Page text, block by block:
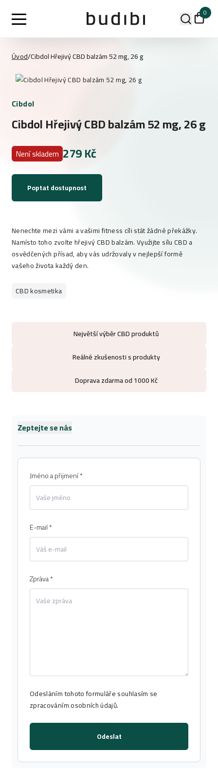
0
Úvod/Cibdol Hřejivý CBD balzám 52 mg, 26 g
Cibdol Hřejivý CBD balzám 52 mg, 26 g
Cibdol
Není skladem 279 Kč
Poptat dostupnost
Nenechte mezi vámi a vašimi fitness cíli stát žádné překážky.
Namísto toho zvolte hřejivý CBD balzám. Využijte sílu CBD a
osvědčených přísad, aby vás udržovaly v nejlepší formě
vašeho života každý den.
CBD kosmetika
Největší výběr CBD produktů
Reálné zkušenosti s produkty
Doprava zdarma od 1000 Kč
Zeptejte se nás
Jméno a přijmení *
E-mail *
Zpráva *
Odesláním tohoto formuláře souhlasím se
zpracováním osobních údajů.
Odeslat